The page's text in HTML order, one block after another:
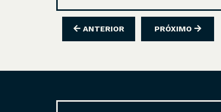
ANTERIOR PRÓXIMO